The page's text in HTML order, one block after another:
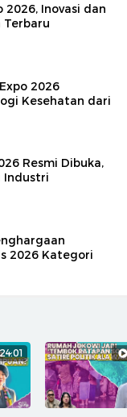
2026, Inovasi dan
Terbaru
2026
Kesehatan dari
Resmi Dibuka,
Industri
2026 Kategori
24:01